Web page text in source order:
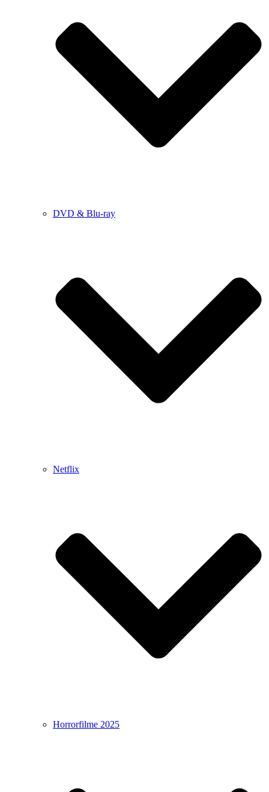
DVD & Blu-ray
Netflix
Horrorfilme 2025